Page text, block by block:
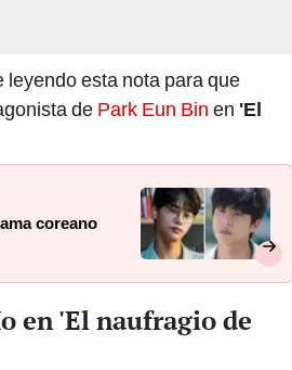
esta nota para que
de Park Eun Bin en 'El
coreano
en 'El naufragio de